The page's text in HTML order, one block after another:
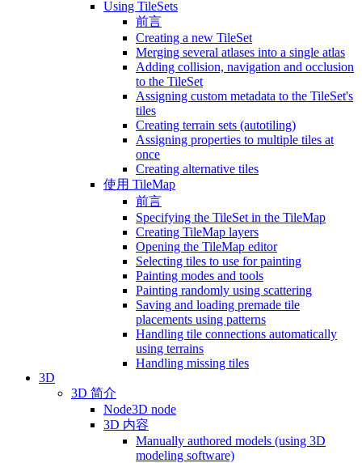
Using TileSets
前言
Creating a new TileSet
Merging several atlases into a single atlas
Adding collision, navigation and occlusion
to the TileSet
Assigning custom metadata to the TileSet's
tiles
Creating terrain sets (autotiling)
Assigning properties to multiple tiles at
once
Creating alternative tiles
使用 TileMap
前言
Specifying the TileSet in the TileMap
Creating TileMap layers
Opening the TileMap editor
Selecting tiles to use for painting
Painting modes and tools
Painting randomly using scattering
Saving and loading premade tile
placements using patterns
Handling tile connections automatically
using terrains
Handling missing tiles
3D
3D 简介
Node3D node
3D 内容
Manually authored models (using 3D
modeling software)